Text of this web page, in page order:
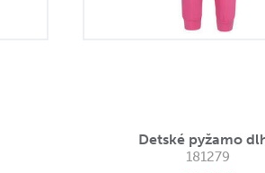
Detské pyžamo
181279